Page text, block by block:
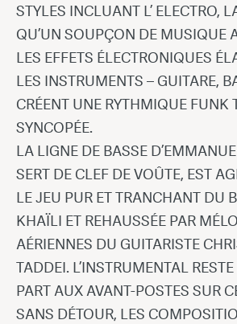
STYLES INCLUANT L’ ELECTRO,
QU’UN SOUPÇON DE MUSIQUE
LES EFFETS ÉLECTRONIQUES
LES INSTRUMENTS – GUITARE,
CRÉENT UNE RYTHMIQUE FUNK
SYNCOPÉE.
LA LIGNE DE BASSE
SERT DE CLEF DE VOÛTE, EST
LE JEU PUR ET TRANCHANT DU
KHAÏLI ET REHAUSSÉE PAR
AÉRIENNES DU GUITARISTE
TADDEI. L’INSTRUMENTAL
PART AUX AVANT-POSTES SUR
SANS DÉTOUR, LES